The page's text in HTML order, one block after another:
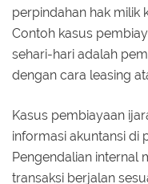
perpindahan hak milik
Contoh kasus
sehari-hari adalah
dengan cara leasing
Kasus pembiayaan
informasi akuntansi di
Pengendalian internal
transaksi berjalan